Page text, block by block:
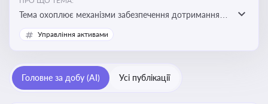
Тема охоплює механізми забезпечення дотримання
законодавства юридичними особами, запобігання
ризикам та підвищення прозорості діяльності
Управління активами
Головне за добу (AI) Усі публікації